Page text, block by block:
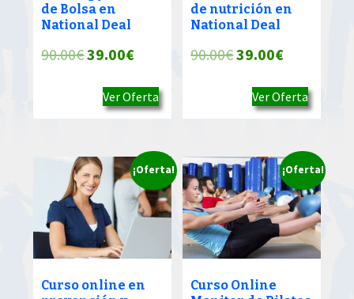
de Bolsa en
National Deal
90.00€El
original
39.00€El
actual
39.00€.
Ver Oferta
de nutrición en
National Deal
90.00€El
original
39.00€El
actual
39.00€.
Ver Oferta
¡Oferta!
Curso online en
¡Oferta!
Curso Online